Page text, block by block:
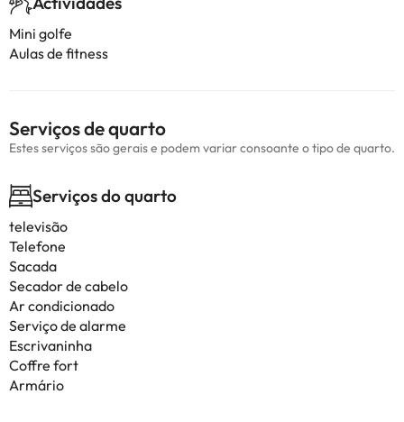
Mini golfe
Aulas de fitness
Serviços de quarto
Estes serviços são gerais e podem variar consoante o tipo de quarto.
Serviços do quarto
televisão
Telefone
Sacada
Secador de cabelo
Ar condicionado
Serviço de alarme
Escrivaninha
Coffre fort
Armário